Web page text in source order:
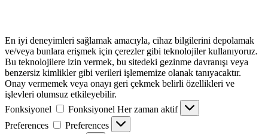
En iyi deneyimleri sağlamak amacıyla, cihaz bilgilerini depolamak
ve/veya bunlara erişmek için çerezler gibi teknolojiler kullanıyoruz.
Bu teknolojilere izin vermek, bu sitedeki gezinme davranışı veya
benzersiz kimlikler gibi verileri işlememize olanak tanıyacaktır.
Onay vermemek veya onayı geri çekmek belirli özellikleri ve
işlevleri olumsuz etkileyebilir.
Fonksiyonel
Fonksiyonel Her zaman aktif
Preferences
Preferences